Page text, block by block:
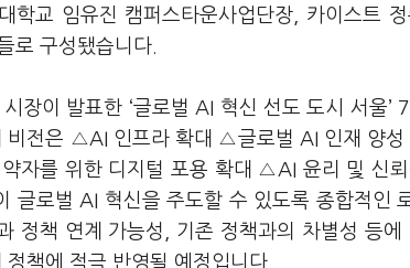
학교 임유진 캠퍼스타운사업단장, 카이스트
로 구성됐습니다.
장이 발표한 ‘글로벌 AI 혁신 선도 도시 서울’
비전은 △AI 인프라 확대 △글로벌 AI 인재 양
자를 위한 디지털 포용 확대 △AI 윤리 및 신
글로벌 AI 혁신을 주도할 수 있도록 종합적인
정책 연계 가능성, 기존 정책과의 차별성 등에
책에 적극 반영될 예정입니다.